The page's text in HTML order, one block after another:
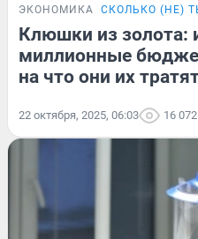
ЭКОНОМИКА СКОЛЬКО (НЕ)
Клюшки из золота:
миллионные
на что они их
22 октября, 2025, 06:03 16 072